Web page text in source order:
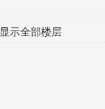
显示全部楼层